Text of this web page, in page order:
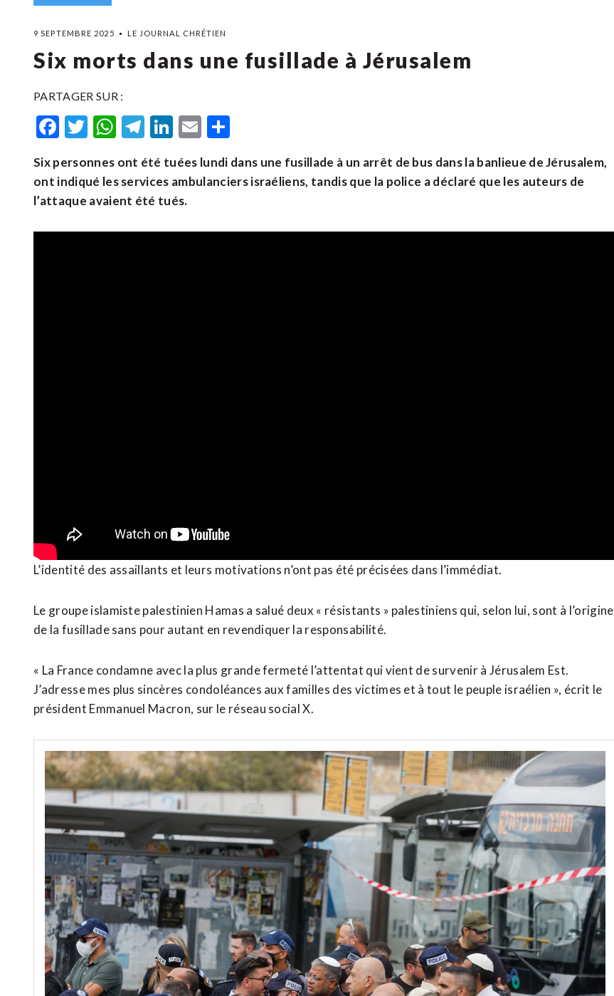
9 SEPTEMBRE 2025 LE JOURNAL CHRÉTIEN
Six morts dans une fusillade à Jérusalem
PARTAGER SUR :
Facebook
Twitter
WhatsApp
Telegram
LinkedIn
Email
Six personnes ont été tuées lundi dans une fusillade à un arrêt de bus dans la banlieue de Jérusalem,
ont indiqué les services ambulanciers israéliens, tandis que la police a déclaré que les auteurs de
l’attaque avaient été tués.
L’identité des assaillants et leurs motivations n’ont pas été précisées dans l’immédiat.
Le groupe islamiste palestinien Hamas a salué deux « résistants » palestiniens qui, selon lui, sont à l’origine
de la fusillade sans pour autant en revendiquer la responsabilité.
« La France condamne avec la plus grande fermeté l’attentat qui vient de survenir à Jérusalem Est.
J’adresse mes plus sincères condoléances aux familles des victimes et à tout le peuple israélien », écrit le
président Emmanuel Macron, sur le réseau social X.